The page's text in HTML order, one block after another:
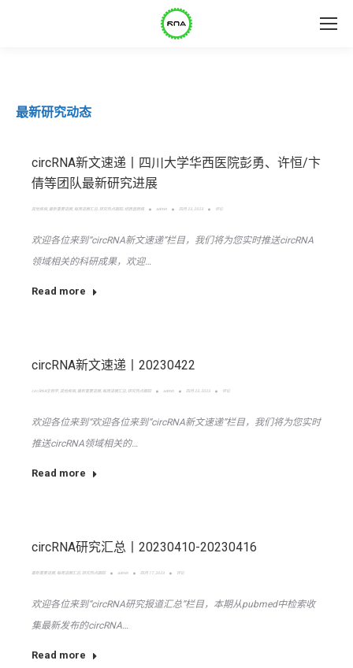
最新研究动态
circRNA新文速递丨四川大学华西医院彭勇、许恒/卞
倩等团队最新研究进展
其他疾病 最新重要进展 每周进展汇总 研究热点跟踪 结肠直肠癌 admin 四月 23, 2023 评论
欢迎各位来到“circRNA新文速递”栏目，我们将为您实时推送circRNA
领域相关的科研成果，欢迎…
Read more
circRNA新文速递丨20230422
circRNA生物学 其他疾病 最新重要进展 每周进展汇总 研究热点跟踪 admin 四月 23, 2023 评论
欢迎各位来到“欢迎各位来到“circRNA新文速递”栏目，我们将为您实时
推送circRNA领域相关的…
Read more
circRNA研究汇总丨20230410-20230416
最新重要进展 每周进展汇总 研究热点跟踪 admin 四月 17, 2023 评论
欢迎各位来到“circRNA研究报道汇总”栏目，本期从pubmed中检索收
集最新发布的circRNA…
Read more